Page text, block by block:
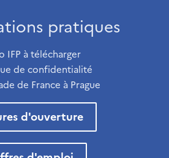
pratiques
IFP à télécharger
de confidentialité
de France à Prague
d'ouverture